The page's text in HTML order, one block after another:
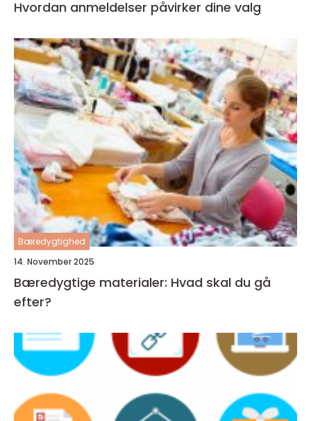
Hvordan anmeldelser påvirker dine valg
Bæredygtighed
14. November 2025
Bæredygtige materialer: Hvad skal du gå
efter?